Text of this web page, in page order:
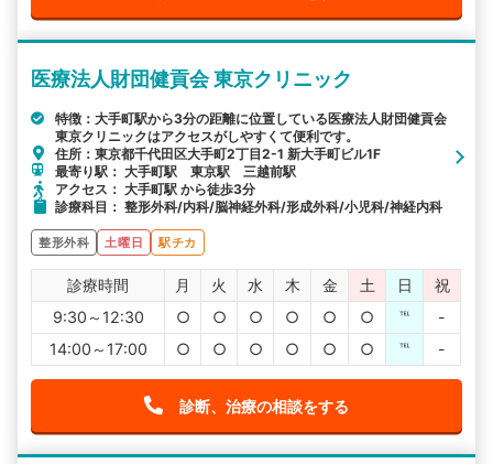
医療法人財団健貢会 東京クリニック
特徴：大手町駅から3分の距離に位置している医療法人財団健貢会
東京クリニックはアクセスがしやすくて便利です。
住所：東京都千代田区大手町2丁目2-1 新大手町ビル1F
最寄り駅： 大手町駅 東京駅 三越前駅
アクセス： 大手町駅 から徒歩3分
診療科目： 整形外科/内科/脳神経外科/形成外科/小児科/神経内科
整形外科 土曜日 駅チカ
診療時間 月 火 水 木 金 土 日
祝
9:30～12:30
○ ○ ○ ○ ○ ○ ℡
-
14:00～17:00
○ ○ ○ ○ ○ ○ ℡ -
診断、治療の相談をする